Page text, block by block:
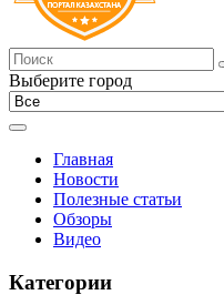
Выберите город
Главная
Новости
Полезные статьи
Обзоры
Видео
Категории